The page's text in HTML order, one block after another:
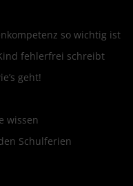
so wichtig ist
fehlerfrei schreibt
geht!
wissen
Schulferien